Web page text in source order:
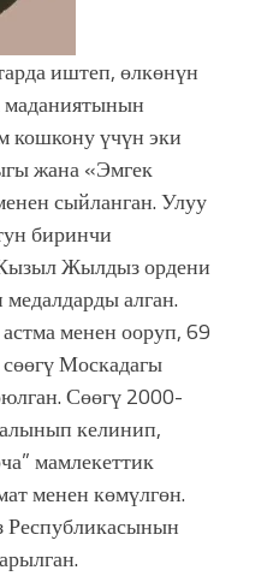
иштеп, өлкөнүн
кошкону үчүн эки
жана «Эмгек
сыйланган. Улуу
биринчи
Жылдыз ордени
алган.
менен ооруп, 69
Москадагы
Сөөгү 2000-
келинип,
мамлекеттик
менен көмүлгөн.